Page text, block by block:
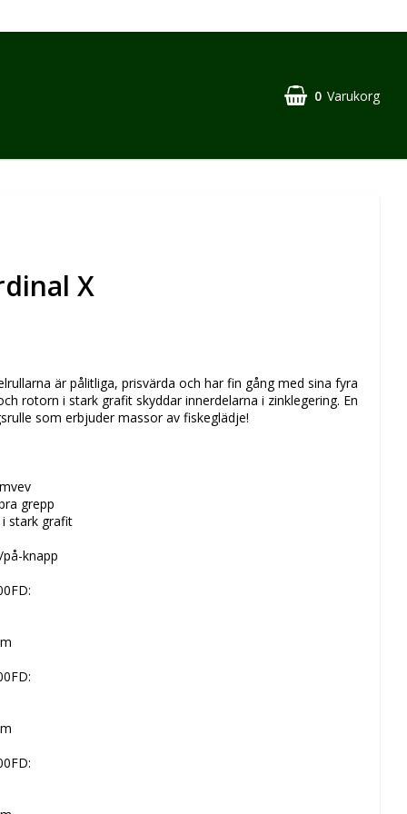
0 Varukorg
X
är pålitliga, prisvärda och har fin gång med sina fyra
rotorn i stark grafit skyddar innerdelarna i zinklegering. En
som erbjuder massor av fiskeglädje!
grepp
stark grafit
knapp